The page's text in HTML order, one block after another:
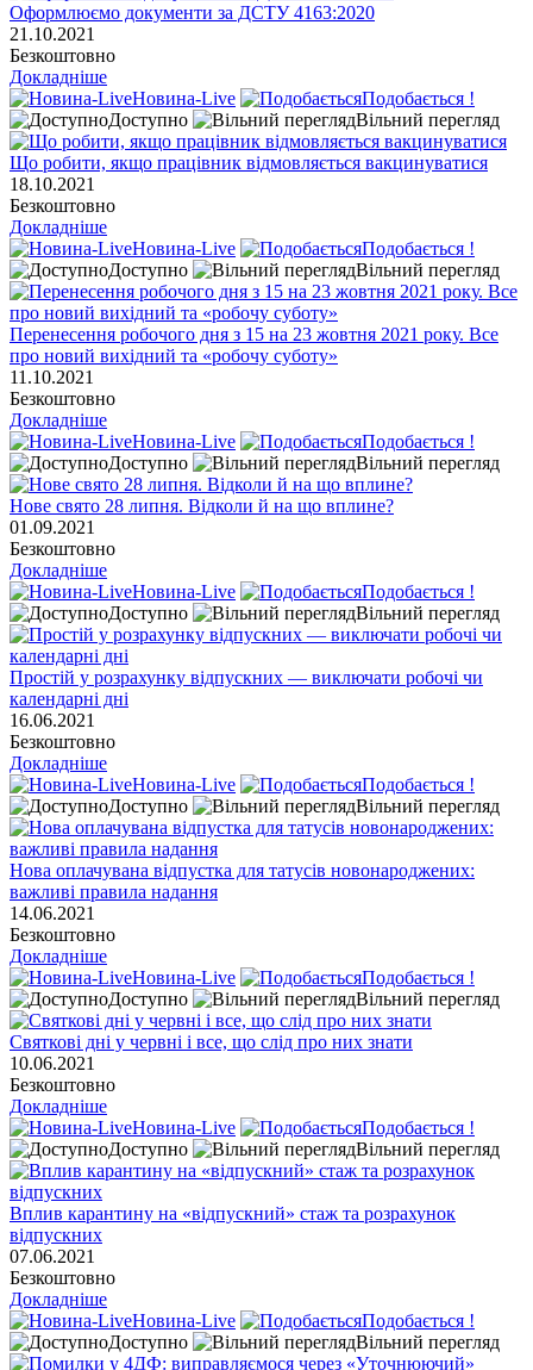
Оформлюємо документи за ДСТУ 4163:2020
21.10.2021
Безкоштовно
Докладніше
Новина-Live
Подобається !
Доступно
Вільний перегляд
Що робити, якщо працівник відмовляється вакцинуватися
18.10.2021
Безкоштовно
Докладніше
Новина-Live
Подобається !
Доступно
Вільний перегляд
Перенесення робочого дня з 15 на 23 жовтня 2021 року. Все
про новий вихідний та «робочу суботу»
11.10.2021
Безкоштовно
Докладніше
Новина-Live
Подобається !
Доступно
Вільний перегляд
Нове свято 28 липня. Відколи й на що вплине?
01.09.2021
Безкоштовно
Докладніше
Новина-Live
Подобається !
Доступно
Вільний перегляд
Простій у розрахунку відпускних — виключати робочі чи
календарні дні
16.06.2021
Безкоштовно
Докладніше
Новина-Live
Подобається !
Доступно
Вільний перегляд
Нова оплачувана відпустка для татусів новонароджених:
важливі правила надання
14.06.2021
Безкоштовно
Докладніше
Новина-Live
Подобається !
Доступно
Вільний перегляд
Святкові дні у червні і все, що слід про них знати
10.06.2021
Безкоштовно
Докладніше
Новина-Live
Подобається !
Доступно
Вільний перегляд
Вплив карантину на «відпускний» стаж та розрахунок
відпускних
07.06.2021
Безкоштовно
Докладніше
Новина-Live
Подобається !
Доступно
Вільний перегляд